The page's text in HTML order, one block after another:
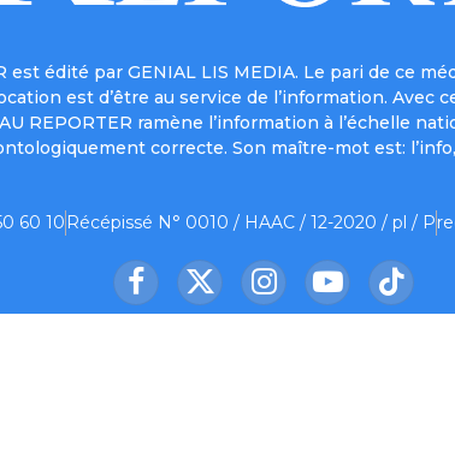
est édité par GENIAL LIS MEDIA. Le pari de ce
est d’être au service de l’information. Avec
REPORTER ramène l’information à l’échelle
correcte. Son maître-mot est:
60 10 Récépissé N° 0010 / HAAC / 12-2020 / pl / P
Facebook
X
(Twitter)
InstagramYouTubeTikTok